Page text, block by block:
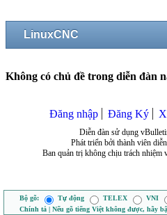
LinuxCNC
Không có chủ đề trong diễn đàn
Đăng nhập Đăng Ký
Diễn đàn sử dụng
Phát triển bởi thành viên
Ban quản trị không chịu trách nhiệm
Bộ gõ: Tự động TELEX VNI
Chính tả | Nếu gõ tiếng Việt không được, hãy